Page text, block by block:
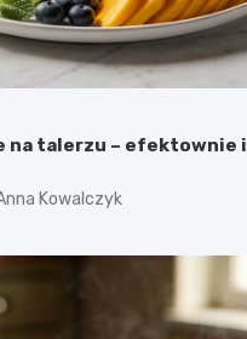
na talerzu – efektownie i
Kowalczyk